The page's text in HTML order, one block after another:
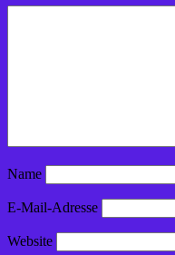
Name
E-Mail-Adresse
Website